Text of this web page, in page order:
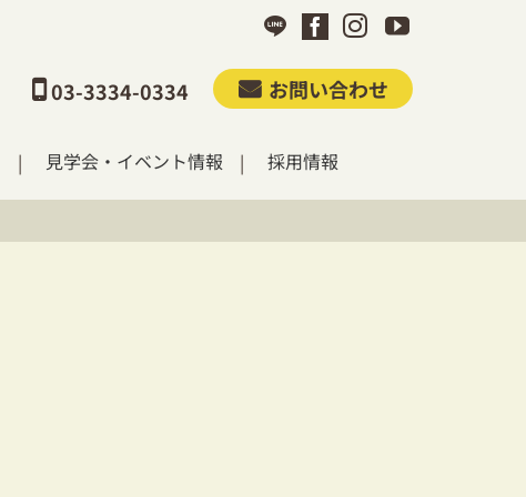
03-3334-0334 お問い合わせ
見学会・イベント情報 採用情報